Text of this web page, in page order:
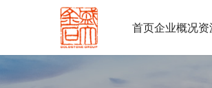
首页企业概况